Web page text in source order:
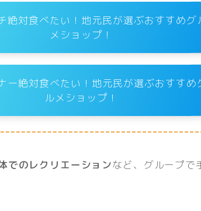
絶対食べたい！地元民が選ぶおすすめグ
メショップ！
ー絶対食べたい！地元民が選ぶおすすめ
ルメショップ！
でのレクリエーションなど、グループで